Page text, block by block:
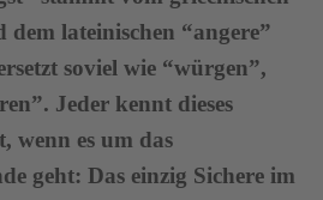
dem lateinischen “angere”
soviel wie “würgen”,
Jeder kennt dieses
wenn es um das
geht: Das einzig Sichere im